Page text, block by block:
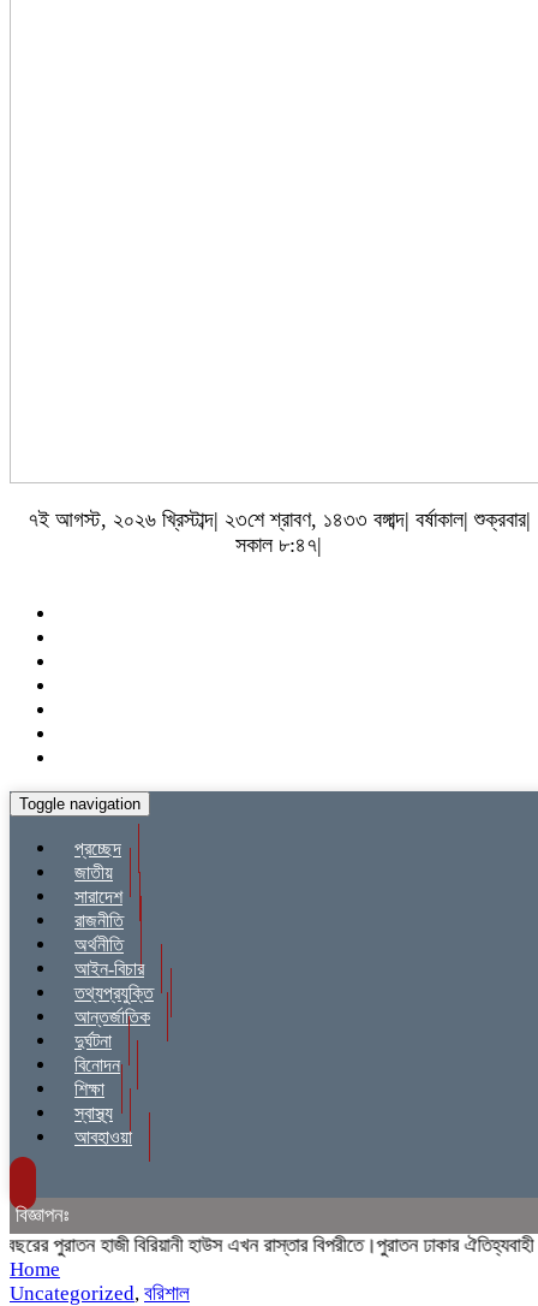
৭ই আগস্ট, ২০২৬ খ্রিস্টাব্দ| ২৩শে শ্রাবণ, ১৪৩৩ বঙ্গাব্দ| বর্ষাকাল| শুক্রবার|
সকাল ৮:৪৭|
Toggle navigation
প্রচ্ছেদ
জাতীয়
সারাদেশ
রাজনীতি
অর্থনীতি
আইন-বিচার
তথ্যপ্রযুক্তি
আন্তর্জাতিক
দুর্ঘটনা
বিনোদন
শিক্ষা
স্বাস্থ্য
আবহাওয়া
বিজ্ঞাপনঃ
পুরাতন হাজী বিরিয়ানী হাউস এখন রাস্তার বিপরীতে।পুরাতন ঢাকার ঐতিহ্যবাহী
Home
Uncategorized, বরিশাল